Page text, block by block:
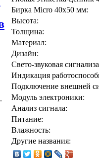
Бирка Micro 40x50 мм:
Высота:
Толщина:
Материал:
Дизайн:
Свето-звуковая
Индикация
Подключение внешней
Модуль электроники:
Анализ сигнала:
Питание:
Влажность:
Другие названия: